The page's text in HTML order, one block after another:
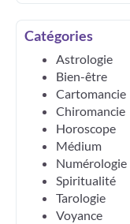
Catégories
Astrologie
Bien-être
Cartomancie
Chiromancie
Horoscope
Médium
Numérologie
Spiritualité
Tarologie
Voyance